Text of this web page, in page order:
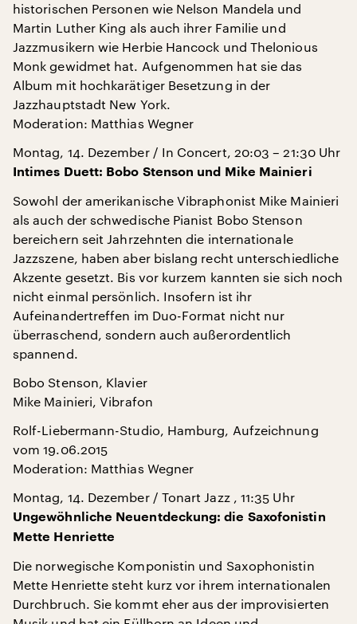
historischen Personen wie Nelson Mandela und
Martin Luther King als auch ihrer Familie und
Jazzmusikern wie Herbie Hancock und Thelonious
Monk gewidmet hat. Aufgenommen hat sie das
Album mit hochkarätiger Besetzung in der
Jazzhauptstadt New York.
Moderation: Matthias Wegner
Montag, 14. Dezember / In Concert, 20:03 – 21:30 Uhr
Intimes Duett: Bobo Stenson und Mike Mainieri
Sowohl der amerikanische Vibraphonist Mike Mainieri
als auch der schwedische Pianist Bobo Stenson
bereichern seit Jahrzehnten die internationale
Jazzszene, haben aber bislang recht unterschiedliche
Akzente gesetzt. Bis vor kurzem kannten sie sich noch
nicht einmal persönlich. Insofern ist ihr
Aufeinandertreffen im Duo-Format nicht nur
überraschend, sondern auch außerordentlich
spannend.
Bobo Stenson, Klavier
Mike Mainieri, Vibrafon
Rolf-Liebermann-Studio, Hamburg, Aufzeichnung
vom 19.06.2015
Moderation: Matthias Wegner
Montag, 14. Dezember / Tonart Jazz , 11:35 Uhr
Ungewöhnliche Neuentdeckung: die Saxofonistin
Mette Henriette
Die norwegische Komponistin und Saxophonistin
Mette Henriette steht kurz vor ihrem internationalen
Durchbruch. Sie kommt eher aus der improvisierten